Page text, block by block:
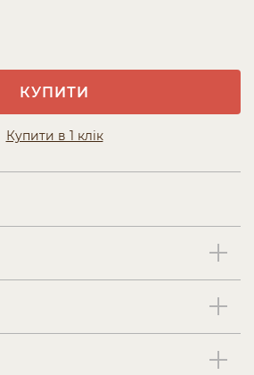
КУПИТИ
Купити в 1 клік